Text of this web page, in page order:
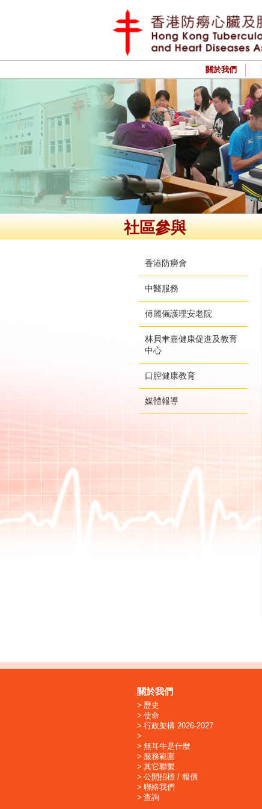
關於我們
社區參與
香港防癆會
中醫服務
傅麗儀護理安老院
林貝聿嘉健康促進及教育
中心
口腔健康教育
媒體報導
關於我們
歷史
使命
行政架構 2026-2027
無耳牛是什麼
服務範圍
其它聯繫
公開招標 / 報價
聯絡我們
查詢